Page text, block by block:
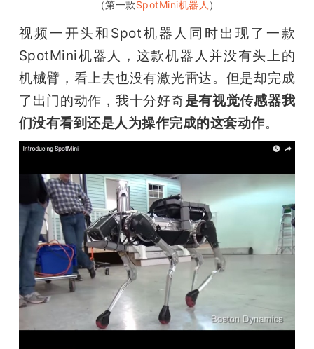
（第一款SpotMini机器人 ）
视频一开头和Spot机器人同时出现了一款
SpotMini机器人，这款机器人并没有头上的
机械臂，看上去也没有激光雷达。但是却完成
了出门的动作，我十分好奇是有视觉传感器我
们没有看到还是人为操作完成的这套动作。